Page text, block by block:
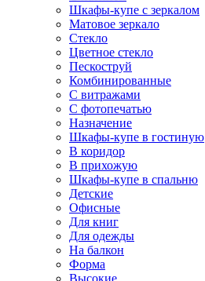
Шкафы-купе с зеркалом
Матовое зеркало
Стекло
Цветное стекло
Пескоструй
Комбинированные
С витражами
С фотопечатью
Назначение
Шкафы-купе в гостиную
В коридор
В прихожую
Шкафы-купе в спальню
Детские
Офисные
Для книг
Для одежды
На балкон
Форма
Высокие